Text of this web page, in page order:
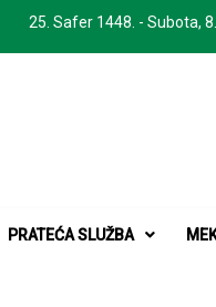
25. Safer 1448. - Subota,
PRATEĆA SLUŽBA